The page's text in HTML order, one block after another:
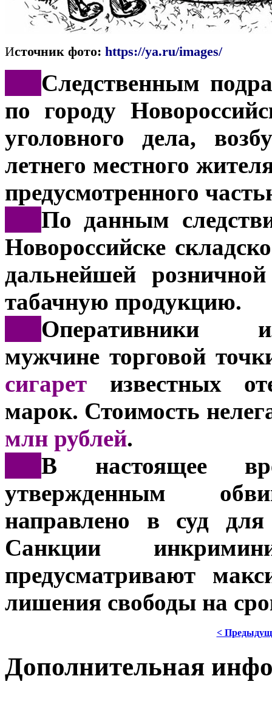
Источник фото: https://ya.ru/images/
Следственным
по городу
уголовного дела,
летнего местного
предусмотренного
По данным
Новороссийске
дальнейшей
табачную продукцию.
Оперативники
мужчине торговой
сигарет известных
марок. Стоимость
млн рублей.
В настоящее
утвержденным
направлено в суд для
Санкции
предусматривают
лишения свободы на
<
Дополнительная